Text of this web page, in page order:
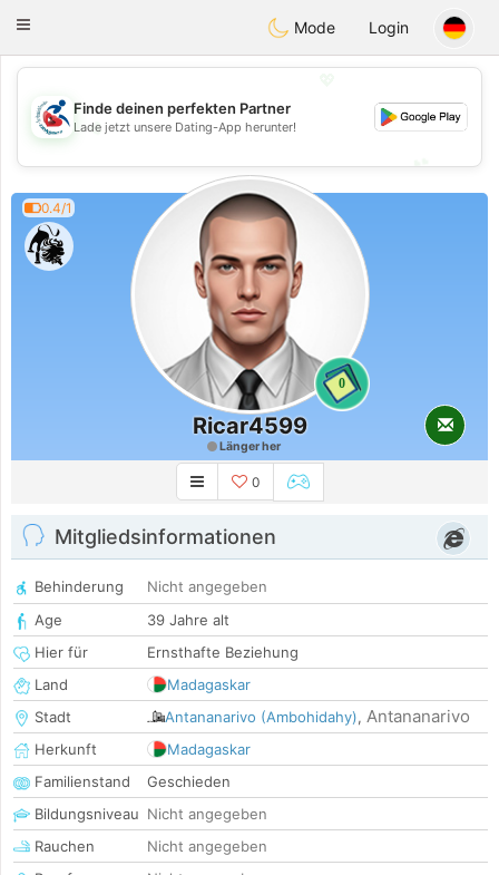
Handi Space
Toggle
Mode Login
💖
💕
Finde deinen perfekten Partner
Lade jetzt unsere Dating-App herunter!
0.4/1
0
Ricar4599
Länger her
0
Mitgliedsinformationen
Behinderung
Nicht angegeben
Age
39 Jahre alt
Hier für
Ernsthafte Beziehung
Land
Madagaskar
Stadt
Antananarivo (Ambohidahy), Antananarivo
Herkunft
Madagaskar
Familienstand
Geschieden
Bildungsniveau Nicht angegeben
Rauchen
Nicht angegeben